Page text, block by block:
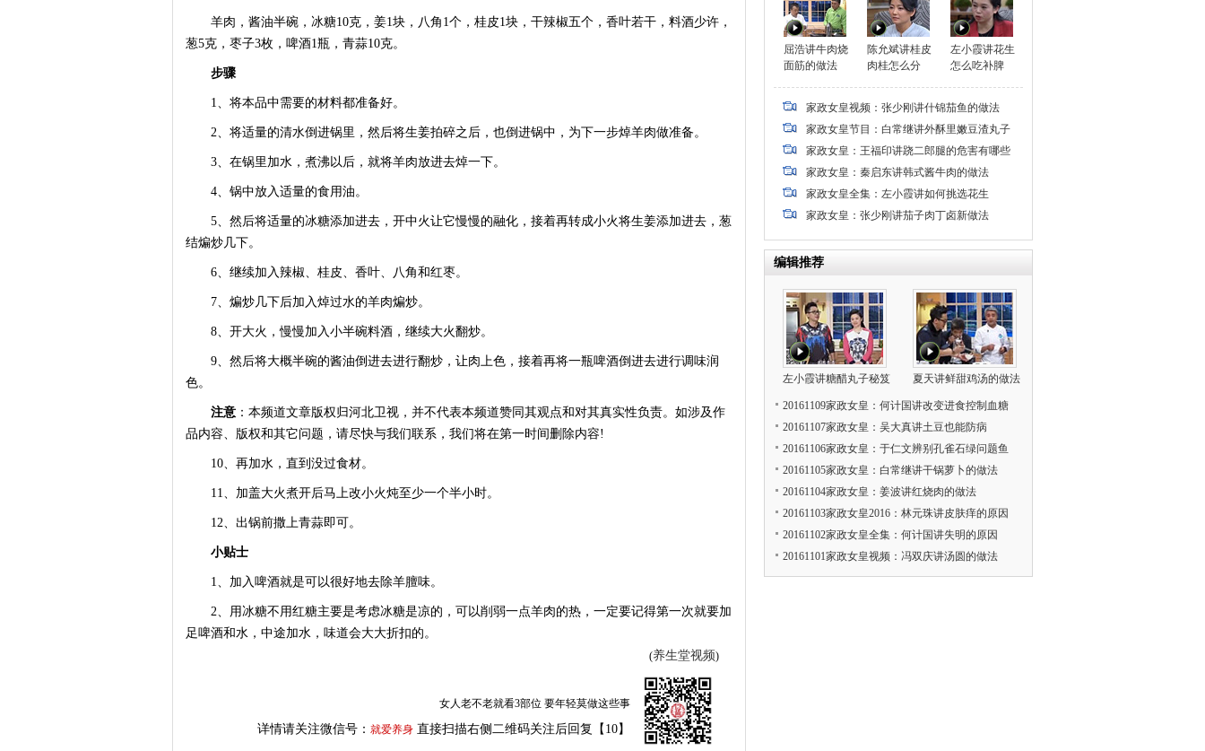
羊肉，酱油半碗，冰糖10克，姜1块，八角1个，桂皮1块，干辣椒五个，香叶若干，料酒少许，
葱5克，枣子3枚，啤酒1瓶，青蒜10克。
步骤
1、将本品中需要的材料都准备好。
2、将适量的清水倒进锅里，然后将生姜拍碎之后，也倒进锅中，为下一步焯羊肉做准备。
3、在锅里加水，煮沸以后，就将羊肉放进去焯一下。
4、锅中放入适量的食用油。
5、然后将适量的冰糖添加进去，开中火让它慢慢的融化，接着再转成小火将生姜添加进去，葱
结煸炒几下。
6、继续加入辣椒、桂皮、香叶、八角和红枣。
7、煸炒几下后加入焯过水的羊肉煸炒。
8、开大火，慢慢加入小半碗料酒，继续大火翻炒。
9、然后将大概半碗的酱油倒进去进行翻炒，让肉上色，接着再将一瓶啤酒倒进去进行调味润
色。
注意 ：本频道文章版权归河北卫视，并不代表本频道赞同其观点和对其真实性负责。如涉及作
品内容、版权和其它问题，请尽快与我们联系，我们将在第一时间删除内容!
10、再加水，直到没过食材。
11、加盖大火煮开后马上改小火炖至少一个半小时。
12、出锅前撒上青蒜即可。
小贴士
1、加入啤酒就是可以很好地去除羊膻味。
2、用冰糖不用红糖主要是考虑冰糖是凉的，可以削弱一点羊肉的热，一定要记得第一次就要加
足啤酒和水，中途加水，味道会大大折扣的。
(养生堂视频)
女人老不老就看3部位 要年轻莫做这些事
详情请关注微信号： 就爱养身 直接扫描右侧二维码关注后回复【10】
屈浩讲牛肉烧
面筋的做法
陈允斌讲桂皮
肉桂怎么分
左小霞讲花生
怎么吃补脾
家政女皇视频：张少刚讲什锦茄鱼的做法
家政女皇节目：白常继讲外酥里嫩豆渣丸子
家政女皇：王福印讲跷二郎腿的危害有哪些
家政女皇：秦启东讲韩式酱牛肉的做法
家政女皇全集：左小霞讲如何挑选花生
家政女皇：张少刚讲茄子肉丁卤新做法
编辑推荐
左小霞讲糖醋丸子秘笈 夏天讲鲜甜鸡汤的做法
20161109家政女皇：何计国讲改变进食控制血糖
20161107家政女皇：吴大真讲土豆也能防病
20161106家政女皇：于仁文辨别孔雀石绿问题鱼
20161105家政女皇：白常继讲干锅萝卜的做法
20161104家政女皇：姜波讲红烧肉的做法
20161103家政女皇2016：林元珠讲皮肤痒的原因
20161102家政女皇全集：何计国讲失明的原因
20161101家政女皇视频：冯双庆讲汤圆的做法